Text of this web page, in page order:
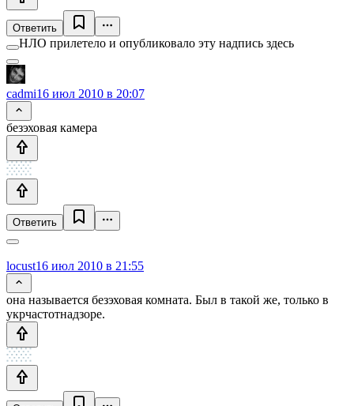
Ответить
НЛО прилетело и опубликовало эту надпись здесь
cadmi16 июл 2010 в 20:07
безэховая камера
Ответить
locust16 июл 2010 в 21:55
она называется безэховая комната. Был в такой же, только в
укрчастотнадзоре.